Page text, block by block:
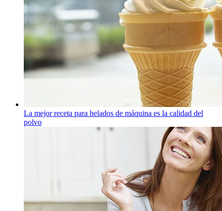
La mejor receta para helados de máquina es la calidad del
polvo